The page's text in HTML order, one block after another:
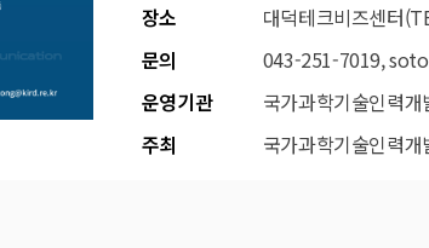
장소
대덕테크비즈센터
문의
043-251-7019,
운영기관
국가과학기술인력개
주최
국가과학기술인력개